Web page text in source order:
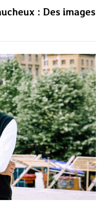
: Des images